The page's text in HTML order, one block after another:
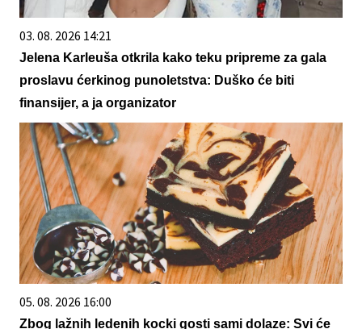
03. 08. 2026 14:21
Jelena Karleuša otkrila kako teku pripreme za gala
proslavu ćerkinog punoletstva: Duško će biti
finansijer, a ja organizator
05. 08. 2026 16:00
Zbog lažnih ledenih kocki gosti sami dolaze: Svi će